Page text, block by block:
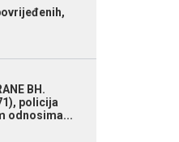
BH.
policija
odnosima...